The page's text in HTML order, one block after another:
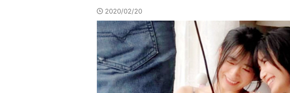
2020/02/20